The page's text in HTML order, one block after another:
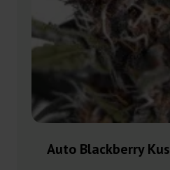
Auto Blackberry